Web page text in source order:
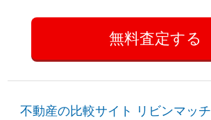
不動産の比較サイト リビンマッチ